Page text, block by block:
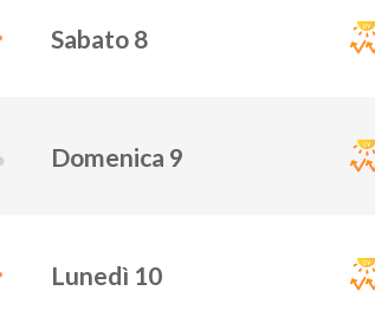
Sabato 8
Domenica 9
Lunedì 10